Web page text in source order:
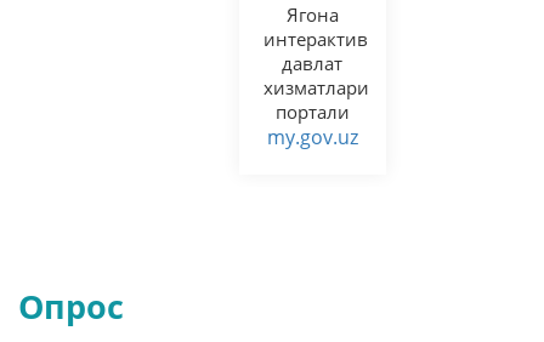
Ягона
интерактив
давлат
хизматлари
портали
my.gov.uz
Опрос